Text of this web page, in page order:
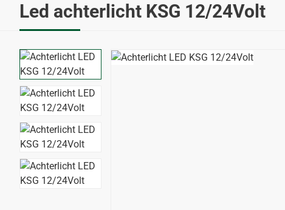
Led achterlicht KSG 12/24Volt